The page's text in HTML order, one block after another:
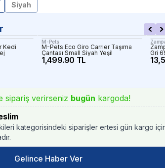
Siyah
Kedi
M-Pets
M-Pets Eco Giro Carrier Taşıma
Çantası Small Siyah Yeşil
1,499.90 TL
Gri
sipariş verirseniz bugün kargoda!
kategorisindeki siparişler ertesi gün kargo
Gelince Haber Ver